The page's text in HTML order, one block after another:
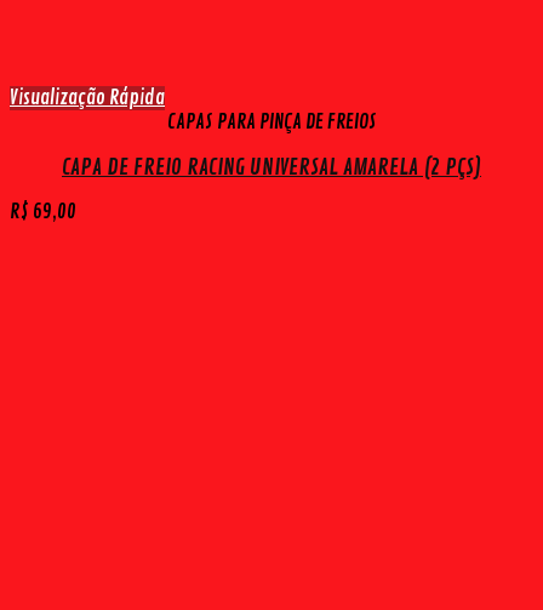
Visualização Rápida
CAPAS PARA PINÇA DE FREIOS
CAPA DE FREIO RACING UNIVERSAL AMARELA (2 PÇS)
R$ 69,00